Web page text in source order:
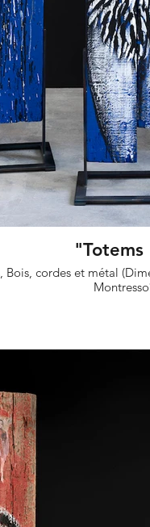
"Totems
Bois, cordes et métal